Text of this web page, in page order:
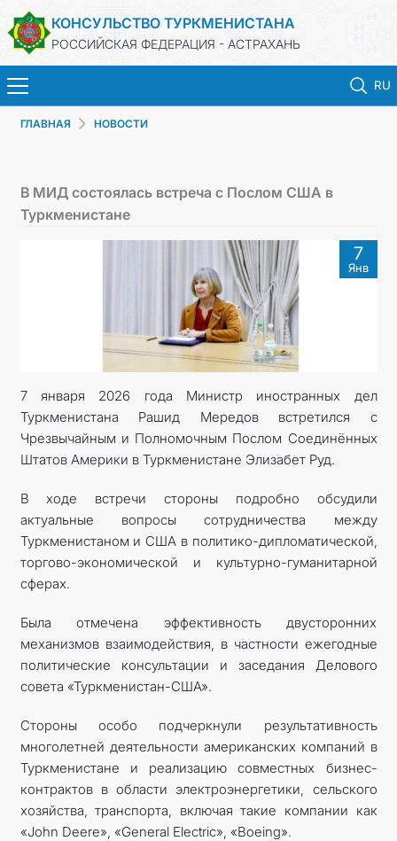
КОНСУЛЬСТВО ТУРКМЕНИСТАНА
РОССИЙСКАЯ ФЕДЕРАЦИЯ - АСТРАХАНЬ
RU
ПРОДЛЕНИЕ СРОКА ПАСПОРТА
КОНСУЛЬСКИЕ УСЛУГИ
ДОКУМЕНТЫ
МИД
КОНТАКТНЫЕ ДАННЫЕ
ГЛАВНАЯ НОВОСТИ
В МИД состоялась встреча с Послом США в
Туркменистане
7
Янв
7 января 2026 года Министр иностранных дел
Туркменистана Рашид Мередов встретился с
Чрезвычайным и Полномочным Послом Соединённых
Штатов Америки в Туркменистане Элизабет Руд.
В ходе встречи стороны подробно обсудили
актуальные вопросы сотрудничества между
Туркменистаном и США в политико-дипломатической,
торгово-экономической и культурно-гуманитарной
сферах.
Была отмечена эффективность двусторонних
механизмов взаимодействия, в частности ежегодные
политические консультации и заседания Делового
совета «Туркменистан-США».
Стороны особо подчеркнули результативность
многолетней деятельности американских компаний в
Туркменистане и реализацию совместных бизнес-
контрактов в области электроэнергетики, сельского
хозяйства, транспорта, включая такие компании как
«John Deere», «General Electric», «Boeing».